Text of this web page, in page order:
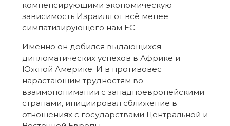
компенсирующими экономическую
зависимость Израиля от всё менее
симпатизирующего нам ЕС.
Именно он добился выдающихся
дипломатических успехов в Африке и
Южной Америке. И в противовес
нарастающим трудностям во
взаимопонимании с западноевропейскими
странами, инициировал сближение в
отношениях с государствами Центральной и